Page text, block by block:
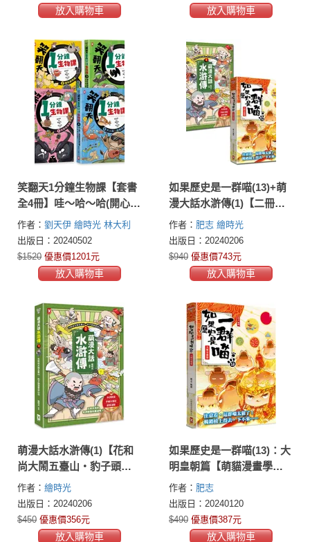
放入購物車 放入購物車
笑翻天1分鐘生物課【套書
全4冊】哇～哈～哈(開心漫
畫版)
作者： 劉天伊 繪時光 林大利
出版日：20240502
$1520 優惠價1201元
放入購物車
如果歷史是一群喵(13)+萌
漫大話水滸傳(1)【二冊套
書】
作者： 肥志 繪時光
出版日：20240206
$940 優惠價743元
放入購物車
萌漫大話水滸傳(1)【花和
尚大鬧五臺山‧豹子頭落
草梁山泊】：附 「水滸群
英手繪大事記」超長海報
(左半圖)
作者： 繪時光
出版日：20240206
$450 優惠價356元
放入購物車
如果歷史是一群喵(13)：大
明皇朝篇【萌貓漫畫學歷
史】
作者： 肥志
出版日：20240120
$490 優惠價387元
放入購物車